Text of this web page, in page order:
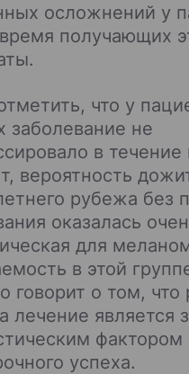
осложнений у
получающих
что у
заболевание не
в
вероятность
рубежа без
оказалась
для
в этой
говорит о том, что
лечение является
фактором
успеха.